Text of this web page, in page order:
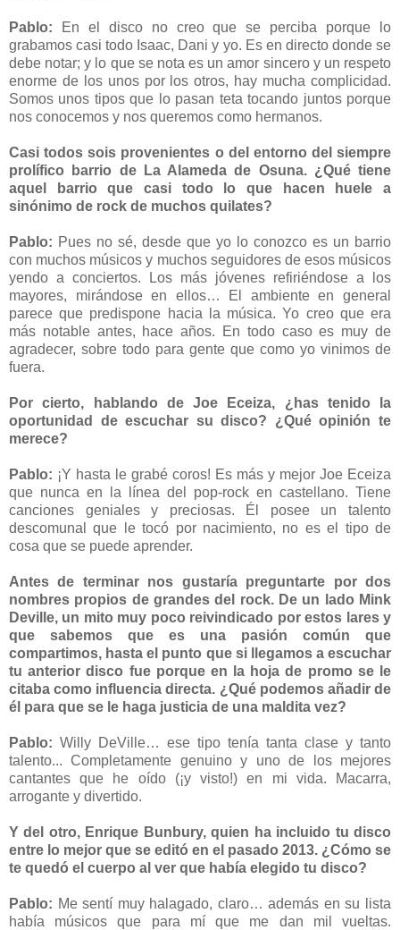
Pablo: En el disco no creo que se perciba porque lo
grabamos casi todo Isaac, Dani y yo. Es en directo donde se
debe notar; y lo que se nota es un amor sincero y un respeto
enorme de los unos por los otros, hay mucha complicidad.
Somos unos tipos que lo pasan teta tocando juntos porque
nos conocemos y nos queremos como hermanos.
Casi todos sois provenientes o del entorno del siempre
prolífico barrio de La Alameda de Osuna. ¿Qué tiene
aquel barrio que casi todo lo que hacen huele a
sinónimo de rock de muchos quilates?
Pablo: Pues no sé, desde que yo lo conozco es un barrio
con muchos músicos y muchos seguidores de esos músicos
yendo a conciertos. Los más jóvenes refiriéndose a los
mayores, mirándose en ellos… El ambiente en general
parece que predispone hacia la música. Yo creo que era
más notable antes, hace años. En todo caso es muy de
agradecer, sobre todo para gente que como yo vinimos de
fuera.
Por cierto, hablando de Joe Eceiza, ¿has tenido la
oportunidad de escuchar su disco? ¿Qué opinión te
merece?
Pablo: ¡Y hasta le grabé coros! Es más y mejor Joe Eceiza
que nunca en la línea del pop-rock en castellano. Tiene
canciones geniales y preciosas. Él posee un talento
descomunal que le tocó por nacimiento, no es el tipo de
cosa que se puede aprender.
Antes de terminar nos gustaría preguntarte por dos
nombres propios de grandes del rock. De un lado Mink
Deville, un mito muy poco reivindicado por estos lares y
que sabemos que es una pasión común que
compartimos, hasta el punto que si llegamos a escuchar
tu anterior disco fue porque en la hoja de promo se le
citaba como influencia directa. ¿Qué podemos añadir de
él para que se le haga justicia de una maldita vez?
Pablo: Willy DeVille… ese tipo tenía tanta clase y tanto
talento... Completamente genuino y uno de los mejores
cantantes que he oído (¡y visto!) en mi vida. Macarra,
arrogante y divertido.
Y del otro, Enrique Bunbury, quien ha incluido tu disco
entre lo mejor que se editó en el pasado 2013. ¿Cómo se
te quedó el cuerpo al ver que había elegido tu disco?
Pablo: Me sentí muy halagado, claro… además en su lista
había músicos que para mí que me dan mil vueltas.